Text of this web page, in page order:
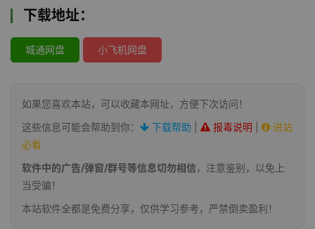
下载地址：
城通网盘 小飞机网盘
如果您喜欢本站，可以收藏本网址，方便下次访问！
这些信息可能会帮助到你：
下载帮助 报毒说明
进站
必看
软件中的广告/弹窗/群号等信息切勿相信，注意鉴别，以免上
当受骗！
本站软件全都是免费分享，仅供学习参考，严禁倒卖盈利！